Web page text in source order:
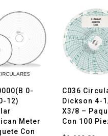
0-
12)
Meter
Con
C036
Dickson 4-
X3/8 –
Con 100